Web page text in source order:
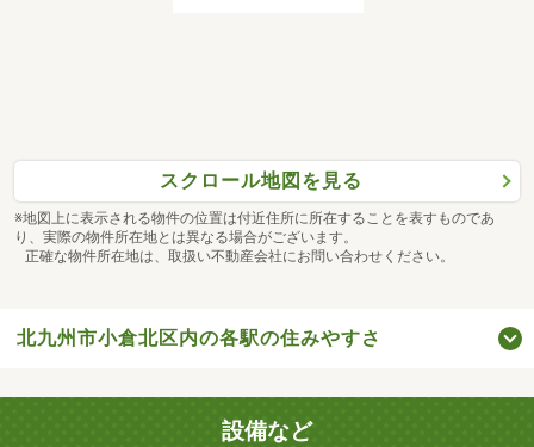
スクロール地図を見る
※地図上に表示される物件の位置は付近住所に所在することを表すものであ
り、実際の物件所在地とは異なる場合がございます。
正確な物件所在地は、取扱い不動産会社にお問い合わせください。
北九州市小倉北区内の各駅の住みやすさ
設備など